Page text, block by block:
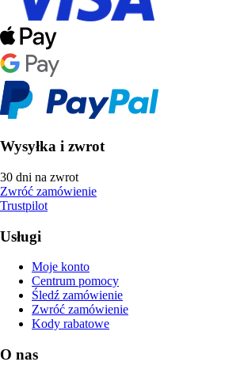
Wysyłka i zwrot
30 dni na zwrot
Zwróć zamówienie
Trustpilot
Usługi
Moje konto
Centrum pomocy
Śledź zamówienie
Zwróć zamówienie
Kody rabatowe
O nas